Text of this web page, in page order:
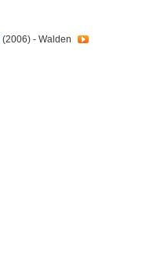
(2006) - Walden